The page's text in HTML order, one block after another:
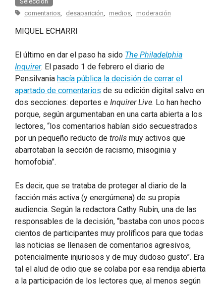
comentarios, desaparición, medios, moderación
MIQUEL ECHARRI
El último en dar el paso ha sido The Philadelphia
Inquirer. El pasado 1 de febrero el diario de
Pensilvania hacía pública la decisión de cerrar el
apartado de comentarios de su edición digital salvo en
dos secciones: deportes e Inquirer Live. Lo han hecho
porque, según argumentaban en una carta abierta a los
lectores, “los comentarios habían sido secuestrados
por un pequeño reducto de trolls muy activos que
abarrotaban la sección de racismo, misoginia y
homofobia”.
Es decir, que se trataba de proteger al diario de la
facción más activa (y energúmena) de su propia
audiencia. Según la redactora Cathy Rubin, una de las
responsables de la decisión, “bastaba con unos pocos
cientos de participantes muy prolíficos para que todas
las noticias se llenasen de comentarios agresivos,
potencialmente injuriosos y de muy dudoso gusto”. Era
tal el alud de odio que se colaba por esa rendija abierta
a la participación de los lectores que, al menos según